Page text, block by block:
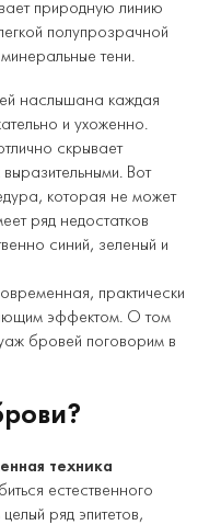
природную линию
полупрозрачной
тени.
наслышана каждая
и ухоженно.
скрывает
Вот
которая не может
ряд недостатков
синий, зеленый и
практически
эффектом. О том
бровей поговорим в
техника
естественного
ряд эпитетов,